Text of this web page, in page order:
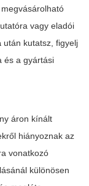
vagy eladói
után kutatsz, figyelj
és a gyártási
áron kínált
hiányoznak az
vonatkozó
különösen